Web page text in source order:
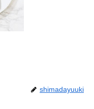
shimadayuuki